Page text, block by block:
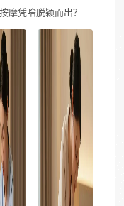
摩凭啥脱颖而出？